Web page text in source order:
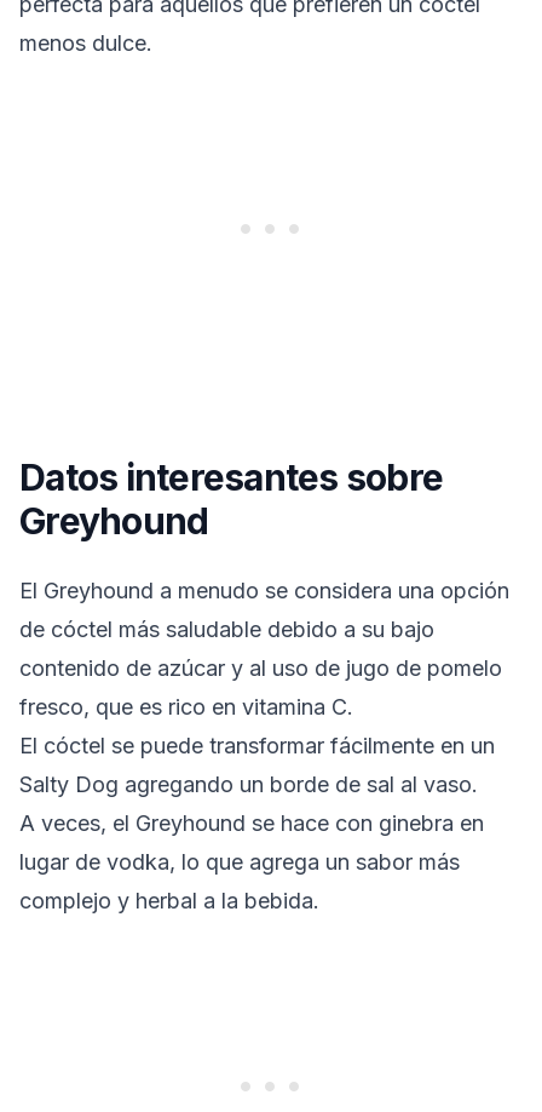
menos dulce.
Datos interesantes sobre
Greyhound
El Greyhound a menudo se considera una opción
de cóctel más saludable debido a su bajo
contenido de azúcar y al uso de jugo de pomelo
fresco, que es rico en vitamina C.
El cóctel se puede transformar fácilmente en un
Salty Dog agregando un borde de sal al vaso.
A veces, el Greyhound se hace con ginebra en
lugar de vodka, lo que agrega un sabor más
complejo y herbal a la bebida.